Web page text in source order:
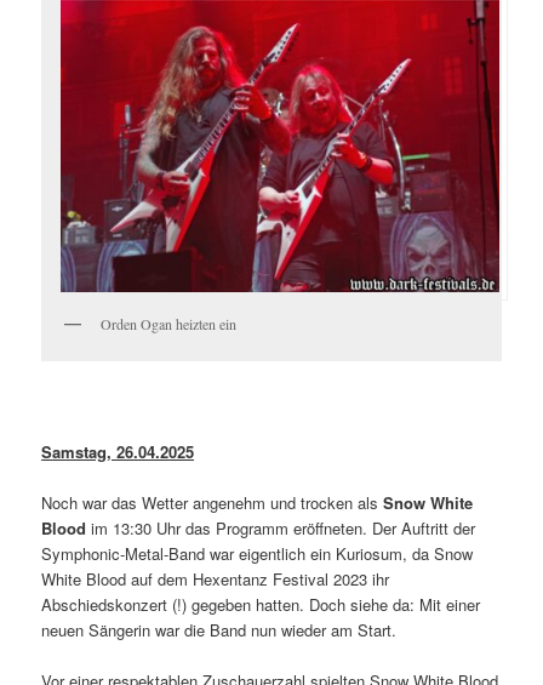
Orden Ogan heizten ein
Samstag, 26.04.2025
Noch war das Wetter angenehm und trocken alsSnow White
Blood im 13:30 Uhr das Programm eröffneten. Der Auftritt der
Symphonic-Metal-Band war eigentlich ein Kuriosum, da Snow
White Blood auf dem Hexentanz Festival 2023 ihr
Abschiedskonzert (!) gegeben hatten. Doch siehe da: Mit einer
neuen Sängerin war die Band nun wieder am Start.